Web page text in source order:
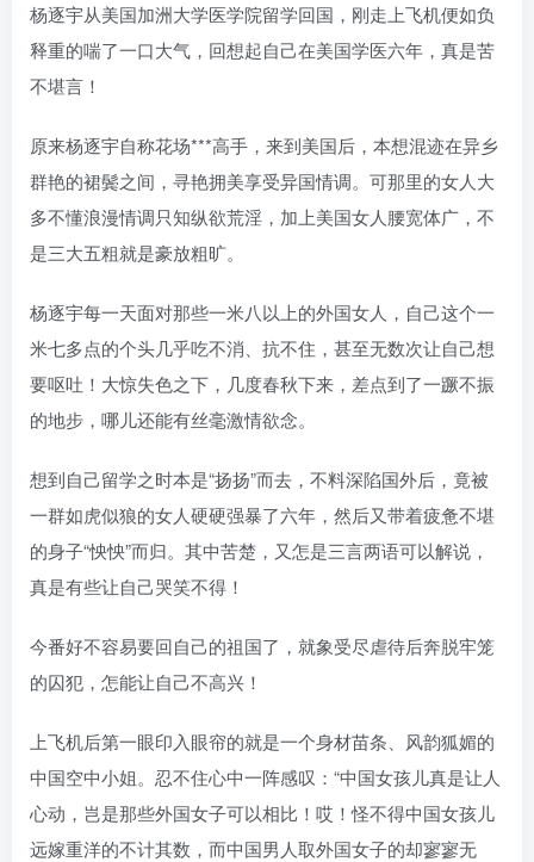
杨逐宇从美国加洲大学医学院留学回国，刚走上飞机便如负
释重的喘了一口大气，回想起自己在美国学医六年，真是苦
不堪言！
原来杨逐宇自称花场***高手，来到美国后，本想混迹在异乡
群艳的裙鬓之间，寻艳拥美享受异国情调。可那里的女人大
多不懂浪漫情调只知纵欲荒淫，加上美国女人腰宽体广，不
是三大五粗就是豪放粗旷。
杨逐宇每一天面对那些一米八以上的外国女人，自己这个一
米七多点的个头几乎吃不消、抗不住，甚至无数次让自己想
要呕吐！大惊失色之下，几度春秋下来，差点到了一蹶不振
的地步，哪儿还能有丝毫激情欲念。
想到自己留学之时本是“扬扬”而去，不料深陷国外后，竟被
一群如虎似狼的女人硬硬强暴了六年，然后又带着疲惫不堪
的身子“怏怏”而归。其中苦楚，又怎是三言两语可以解说，
真是有些让自己哭笑不得！
今番好不容易要回自己的祖国了，就象受尽虐待后奔脱牢笼
的囚犯，怎能让自己不高兴！
上飞机后第一眼印入眼帘的就是一个身材苗条、风韵狐媚的
中国空中小姐。忍不住心中一阵感叹：“中国女孩儿真是让人
心动，岂是那些外国女子可以相比！哎！怪不得中国女孩儿
远嫁重洋的不计其数，而中国男人取外国女子的却寥寥无